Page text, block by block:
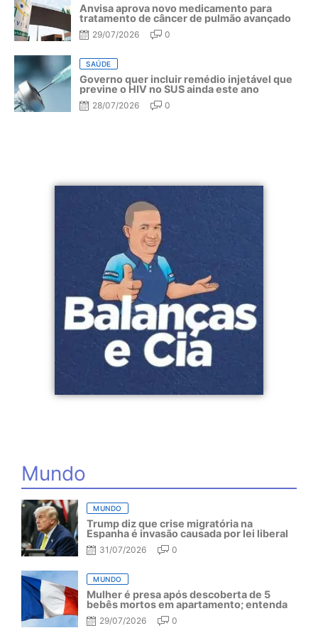
Anvisa aprova novo medicamento para
tratamento de câncer de pulmão avançado
29/07/2026 0
SAÚDE
Governo quer incluir remédio injetável que
previne o HIV no SUS ainda este ano
28/07/2026 0
Mundo
MUNDO
Trump diz que crise migratória na
Espanha é invasão causada por lei liberal
31/07/2026 0
MUNDO
Mulher é presa após descoberta de 5
bebês mortos em apartamento; entenda
29/07/2026 0